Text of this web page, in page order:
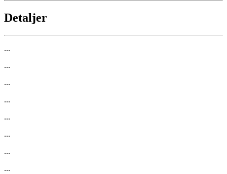
Detaljer
...
...
...
...
...
...
...
...